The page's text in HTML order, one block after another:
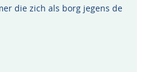
die zich als borg jegens de